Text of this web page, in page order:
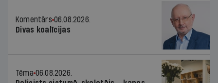
Komentārs 06.08.2026.
Divas koalīcijas
Tēma 06.08.2026.